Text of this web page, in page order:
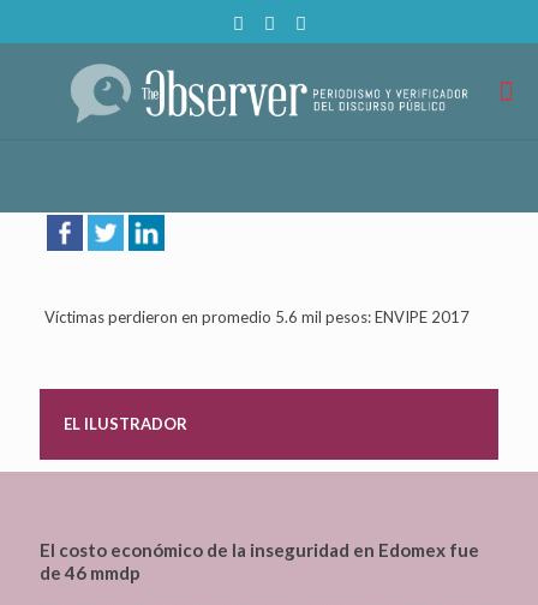
Víctimas perdieron en promedio 5.6 mil pesos: ENVIPE 2017
EL ILUSTRADOR
El costo económico de la inseguridad en Edomex fue
de 46 mmdp